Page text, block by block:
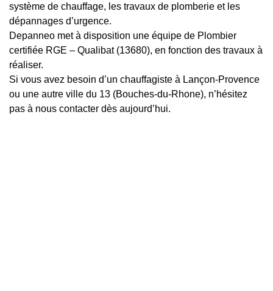
système de chauffage, les travaux de plomberie et les
dépannages d’urgence.
Depanneo met à disposition une équipe de Plombier
certifiée RGE – Qualibat (13680), en fonction des travaux à
réaliser.
Si vous avez besoin d’un chauffagiste à Lançon-Provence
ou une autre ville du 13 (Bouches-du-Rhone), n’hésitez
pas à nous contacter dès aujourd’hui.